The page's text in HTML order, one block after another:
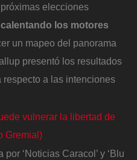
elecciones
los motores
un mapeo del panorama
presentó los resultados
a las intenciones
vulnerar la libertad de
Gremial)
‘Noticias Caracol’ y ‘Blu